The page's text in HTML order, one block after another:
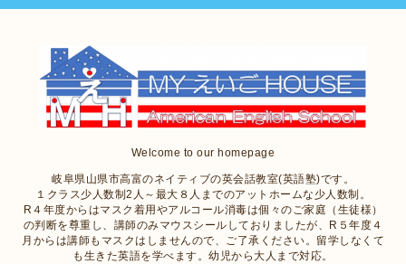
Welcome to our homepage
岐阜県山県市高富のネイティブの英会話教室(英語塾)です。
１クラス少人数制2人～最大８人までのアットホームな少人数制。
R４年度からはマスク着用やアルコール消毒は個々のご家庭（生徒様）
の判断を尊重し、講師のみマウスシールしておりましたが、R５年度４
月からは講師もマスクはしませんので、ご了承ください。留学しなくて
も生きた英語を学べます。幼児から大人まで対応。